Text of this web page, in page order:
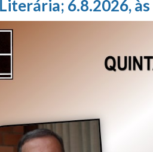
6.8.2026,